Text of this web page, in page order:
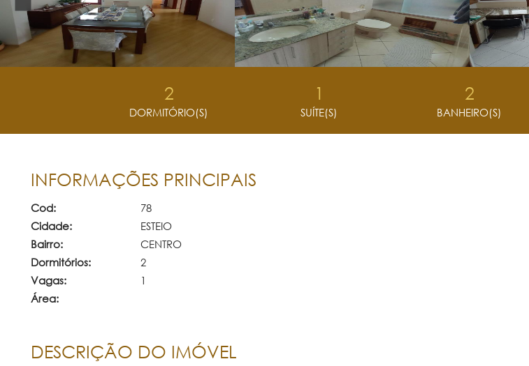
2
DORMITÓRIO(S)
1
SUÍTE(S)
2
BANHEIRO(S)
INFORMAÇÕES PRINCIPAIS
Cod:
78
Cidade:
ESTEIO
Bairro:
CENTRO
Dormitórios:
2
Vagas:
1
Área:
DESCRIÇÃO DO IMÓVEL